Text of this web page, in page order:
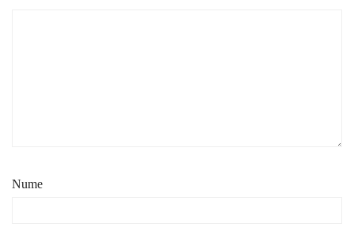
Nume